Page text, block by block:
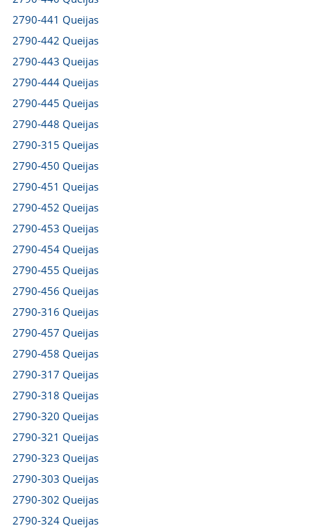
2790-441 Queijas
2790-442 Queijas
2790-443 Queijas
2790-444 Queijas
2790-445 Queijas
2790-448 Queijas
2790-315 Queijas
2790-450 Queijas
2790-451 Queijas
2790-452 Queijas
2790-453 Queijas
2790-454 Queijas
2790-455 Queijas
2790-456 Queijas
2790-316 Queijas
2790-457 Queijas
2790-458 Queijas
2790-317 Queijas
2790-318 Queijas
2790-320 Queijas
2790-321 Queijas
2790-323 Queijas
2790-303 Queijas
2790-302 Queijas
2790-324 Queijas